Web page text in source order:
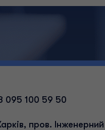
095 100 59 50
пров.